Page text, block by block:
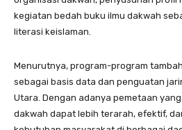
kegiatan bedah buku ilmu dakwah
literasi keislaman.
Menurutnya, program-program
sebagai basis data dan penguatan
Utara. Dengan adanya pemetaan
dakwah dapat lebih terarah, efektif,